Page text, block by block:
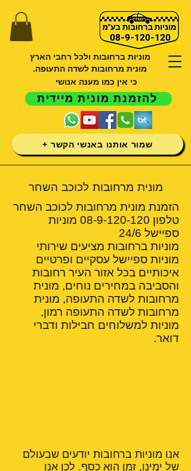
מוניות ברחובות ולכל רחבי הארץ
מונית מרחובות לשדה התעופה.
כי אין כמו מענה אנושי
להזמנת מונית מיידית
שמור אותנו באנשי הקשר +
מונית מרחובות לכוכב השחר
הזמנת מונית מרחובות לכוכב השחר
טלפון 08-9-120-120 מוניות
ספיישל 24/6
מוניות ברחובות מציעים שירותי
מוניות ספיישל עסקיים ופרטיים
איכותיים בכל אזור העיר רחובות
והסביבה במחירים נוחים, מונית
מרחובות לשדה התעופה, מונית
מרחובות לשדה התעופה רמון,
מוניות למשלוחים חבילות ודברי
דואר.
אנו מוניות ברחובות יודעים שבעולם
של ימינו, זמן הוא כסף. לכן אנו